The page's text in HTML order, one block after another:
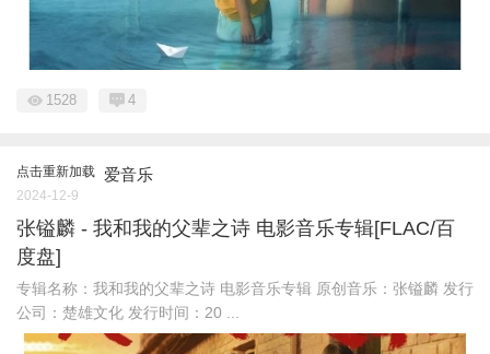
1528 4
点击重新加载 爱音乐
2024-12-9
张镒麟 - 我和我的父辈之诗 电影音乐专辑[FLAC/百
度盘]
专辑名称：我和我的父辈之诗 电影音乐专辑 原创音乐：张镒麟 发行
公司：楚雄文化 发行时间：20 ...